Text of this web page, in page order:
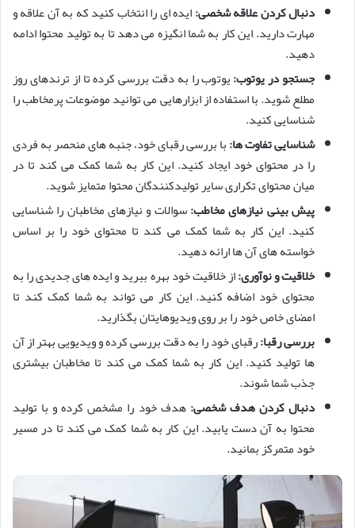
دنبال کردن علاقه شخصی:ایده ای را انتخاب کنید که به آن علاقه و
مهارت دارید. این کار به شما انگیزه می دهد تا به تولید محتوا ادامه
دهید.
جستجو در یوتوب:یوتوب را به دقت بررسی کرده تا از ترندهای روز
مطلع شوید. با استفاده از ابزارهایی می توانید موضوعات پرمخاطب را
شناسایی کنید.
شناسایی تفاوت ها:با بررسی رقبای خود، جنبه های منحصر به فردی
را در محتوای خود ایجاد کنید. این کار به شما کمک می کند تا در
میان محتوای تکراری سایر تولیدکنندگان محتوا متمایز شوید.
پیش بینی نیازهای مخاطب:سوالات و نیازهای مخاطبان را شناسایی
کنید. این کار به شما کمک می کند تا محتوای خود را بر اساس
خواسته های آن ها ارائه دهید.
خلاقیت و نوآوری:از خلاقیت خود بهره ببرید و ایده های جدیدی را به
محتوای خود اضافه کنید. این کار می تواند به شما کمک کند تا
امضای خاص خود را بر روی ویدیوهایتان بگذارید.
بررسی رقبا:رقبای خود را به دقت بررسی کرده و ویدیویی بهتر از آن
ها تولید کنید. این کار به شما کمک می کند تا مخاطبان بیشتری
جذب شما شوند.
دنبال کردن هدف شخصی:هدف خود را مشخص کرده و با تولید
محتوا به آن دست یابید. این کار به شما کمک می کند تا در مسیر
خود متمرکز بمانید.